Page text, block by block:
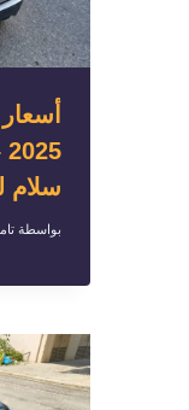
سلام
بواسطة